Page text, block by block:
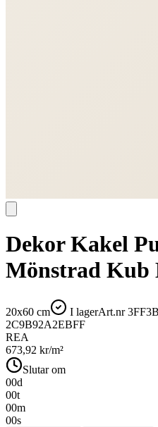
Dekor Kakel
Mönstrad Kub
20x60 cm I lagerArt.nr
2C9B92A2EBFF
REA
673,92 kr/m²
Slutar om
00d
00t
00m
00s